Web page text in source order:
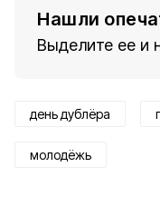
Нашли
Выделите ее и
день дублёра
молодёжь